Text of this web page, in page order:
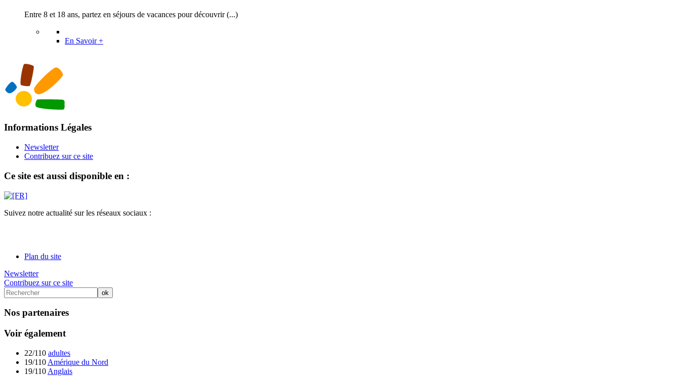
Entre 8 et 18 ans, partez en séjours de vacances pour découvrir (...)
En Savoir +
Informations Légales
Newsletter
Contribuez sur ce site
Ce site est aussi disponible en :
Suivez notre actualité sur les réseaux sociaux :
Plan du site
Newsletter
Contribuez sur ce site
Nos partenaires
Voir également
22/110 adultes
19/110 Amérique du Nord
19/110 Anglais